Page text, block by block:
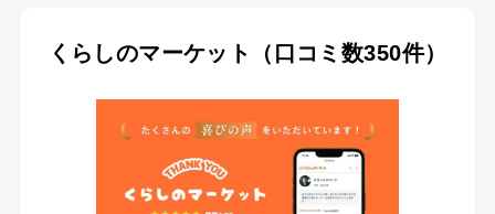
くらしのマーケット（口コミ数350件）